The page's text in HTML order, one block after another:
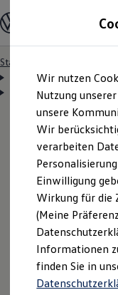
Hauptinhalt
springen
Footer
springen
Modelle &
Modelle
Bulli
Auf- und
Groß- und
Bau &
Startseite
Vorgängermodelle und
Technische Daten
Der
Entdecken Sie
die kompletten
eHybrid. Um
Wir nutzen
Nutzung
unsere
Wir
verarbeiten
Einwilligung
Wirkung für die
(Meine
Informationen
finden Sie in